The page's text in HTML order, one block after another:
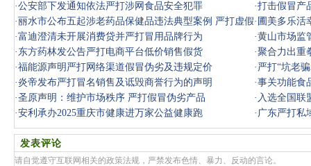
·公安部下发通知依法严打涉网食品安全犯罪 ·打击假冒产
· 丽水市公布五起涉老药品保健品违法典型案例 严打虚假
宣传欺诈
· 圃美多乐活
·富迪澄清未开展消费贷并严打冒用品牌行为 ·黄山市场监
· 东方药林发公告严打电商平台低价销售假货 ·聚合力出重
理局严
·福能源声明严打网络渠道假冒伪劣及违规定价 · 严打“坑老
·炎帝发布严打冒名销售及诋毁商誉行为的声明 ·事关功能食
·圣原声明：维护市场秩序 严打假冒伪劣产品 · 入选全国联
健康护航
·安利承办2025重庆市健康进万家公益健康跑 · 广东严打私
虚假宣传
发表评论
请自觉遵守互联网相关的政策法规，严禁发布色情、暴力、反动的言论。